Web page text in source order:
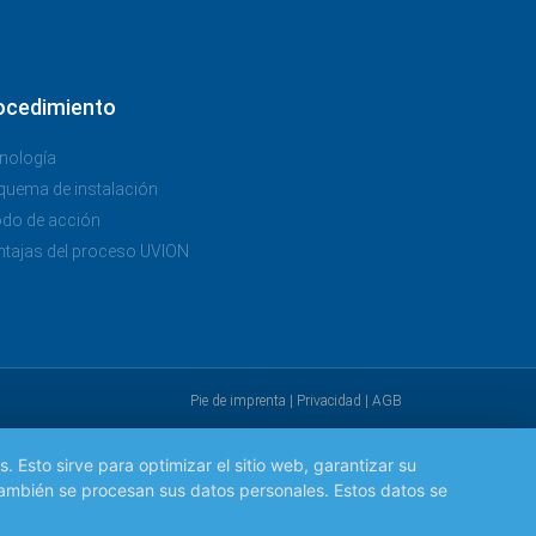
de instalación
de acción
del proceso UVION
Pie de imprenta | Privacidad | AGB
Esto sirve para optimizar el sitio web, garantizar su
se procesan sus datos personales. Estos datos se